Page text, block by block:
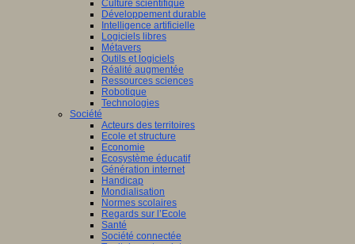
Culture scientifique
Développement durable
Intelligence artificielle
Logiciels libres
Métavers
Outils et logiciels
Réalité augmentée
Ressources sciences
Robotique
Technologies
Société
Acteurs des territoires
Ecole et structure
Economie
Ecosystème éducatif
Génération internet
Handicap
Mondialisation
Normes scolaires
Regards sur l’Ecole
Santé
Société connectée